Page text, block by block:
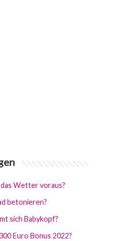
Wetter voraus?
betonieren?
sich Babykopf?
Euro Bonus 2022?